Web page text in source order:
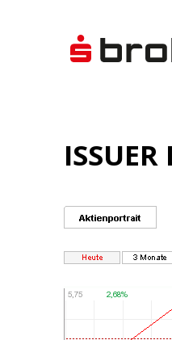
ISSUER